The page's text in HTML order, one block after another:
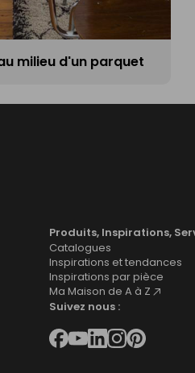
milieu d'un parquet
Produits, Inspirations,
Catalogues
Inspirations et tendances
Inspirations par pièce
Ma Maison de A à Z
Suivez nous :